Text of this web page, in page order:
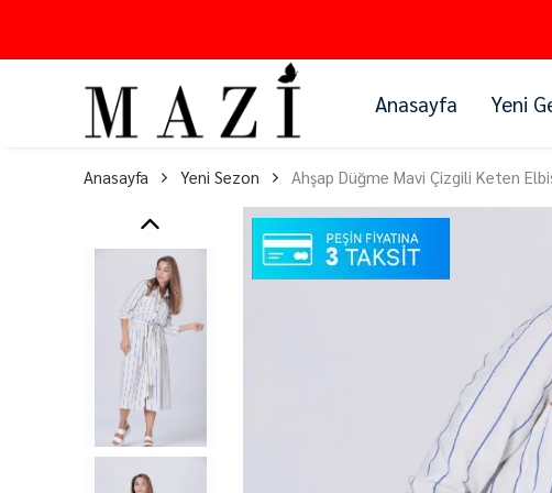
Anasayfa Yeni
Anasayfa Yeni Sezon Ahşap Düğme Mavi Çizgili Keten